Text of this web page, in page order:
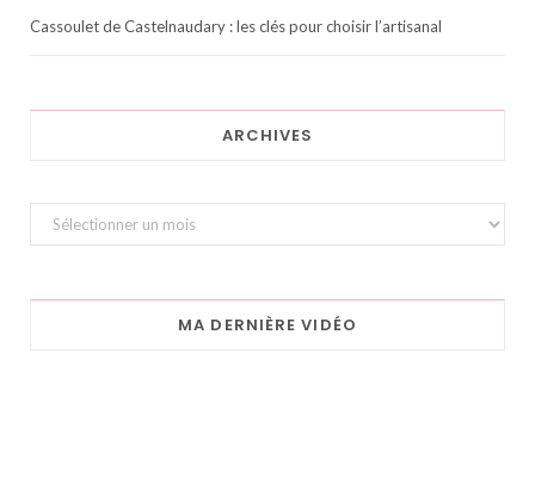
Cassoulet de Castelnaudary : les clés pour choisir l’artisanal
ARCHIVES
Archives
MA DERNIÈRE VIDÉO